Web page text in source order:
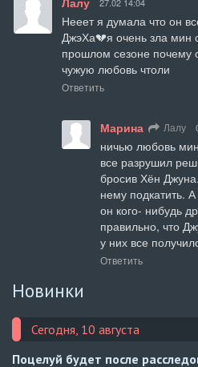
27.02 14:04
Нееет я думала что он
ДжэХа💔я очень зла мин
прошлом сезоне почему
чужую любовь чтоли
Ответить
Марина Лалу
ничью любовь
все разрушил
бросив Хён
нему подкатить.
он кого- нибудь
правильно, что
у них все
Ответить
Новинки
Сегодня, 10 августа
Поцелуй будет после